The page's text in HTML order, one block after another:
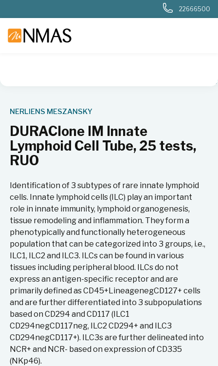
22666500
NERLIENS MESZANSKY
DURAClone IM Innate
Lymphoid Cell Tube, 25 tests,
RUO
Identification of 3 subtypes of rare innate lymphoid
cells. Innate lymphoid cells (ILC) play an important
role in innate immunity, lymphoid organogenesis,
tissue remodeling and inflammation. They form a
phenotypically and functionally heterogeneous
population that can be categorized into 3 groups, i.e.,
ILC1, ILC2 and ILC3. ILCs can be found in various
tissues including peripheral blood. ILCs do not
express an antigen-specific receptor and are
primarily defined as CD45+LineagenegCD127+ cells
and are further differentiated into 3 subpopulations
based on CD294 and CD117 (ILC1
CD294negCD117neg, ILC2 CD294+ and ILC3
CD294negCD117+). ILC3s are further delineated into
NCR+ and NCR- based on expression of CD335
(NKp46).